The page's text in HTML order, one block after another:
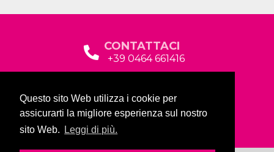
Questo sito Web utilizza i cookie per
assicurarti la migliore esperienza sul nostro
sito Web.
Leggi di più.
CONTATTACI
+39 0464 661416
Via Baltera, 19
38066 Riva del Garda (TN)